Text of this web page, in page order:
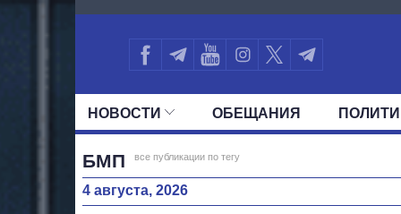
1636
НОВОСТИ ОБЕЩАНИЯ
ВСЕ ПОЛИТИКИ
БМП все публикации по тегу
4 августа, 2026